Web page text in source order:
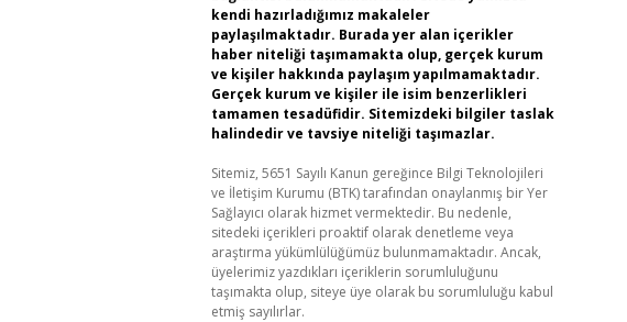
kendi hazırladığımız makaleler
paylaşılmaktadır. Burada yer alan içerikler
haber niteliği taşımamakta olup, gerçek kurum
ve kişiler hakkında paylaşım yapılmamaktadır.
Gerçek kurum ve kişiler ile isim benzerlikleri
tamamen tesadüfidir. Sitemizdeki bilgiler taslak
halindedir ve tavsiye niteliği taşımazlar.
Sitemiz, 5651 Sayılı Kanun gereğince Bilgi Teknolojileri
ve İletişim Kurumu (BTK) tarafından onaylanmış bir Yer
Sağlayıcı olarak hizmet vermektedir. Bu nedenle,
sitedeki içerikleri proaktif olarak denetleme veya
araştırma yükümlülüğümüz bulunmamaktadır. Ancak,
üyelerimiz yazdıkları içeriklerin sorumluluğunu
taşımakta olup, siteye üye olarak bu sorumluluğu kabul
etmiş sayılırlar.